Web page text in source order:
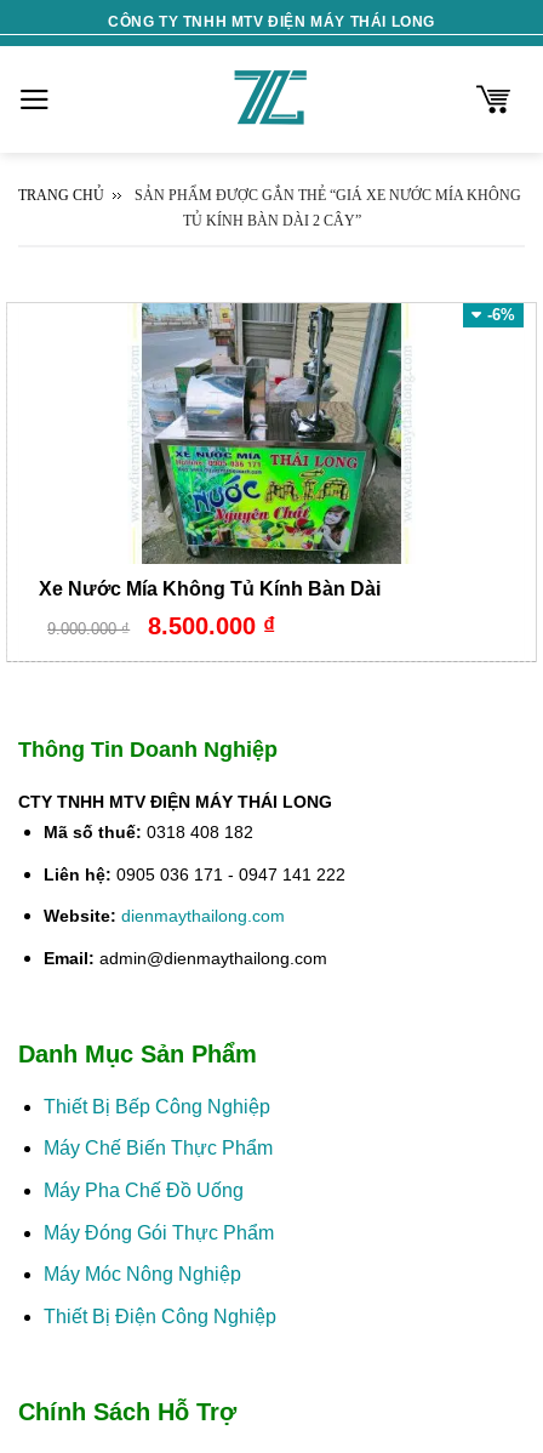
to
CÔNG TY TNHH MTV ĐIỆN MÁY THÁI LONG
TRANG CHỦ
SẢN PHẨM ĐƯỢC GẮN THẺ “GIÁ XE NƯỚC MÍA KHÔNG
TỦ KÍNH BÀN DÀI 2 CÂY”
-6%
Xe Nước Mía Không Tủ Kính Bàn Dài
9.000.000₫
Giá
gốc
9.000.000 ₫.
8.500.000 ₫Giá
hiện
là:
Thông Tin Doanh Nghiệp
CTY TNHH MTV ĐIỆN MÁY THÁI LONG
Mã số thuế: 0318 408 182
Liên hệ: 0905 036 171 - 0947 141 222
Website: dienmaythailong.com
Email: admin@dienmaythailong.com
Danh Mục Sản Phẩm
Thiết Bị Bếp Công Nghiệp
Máy Chế Biến Thực Phẩm
Máy Pha Chế Đồ Uống
Máy Đóng Gói Thực Phẩm
Máy Móc Nông Nghiệp
Thiết Bị Điện Công Nghiệp
Chính Sách Hỗ Trợ